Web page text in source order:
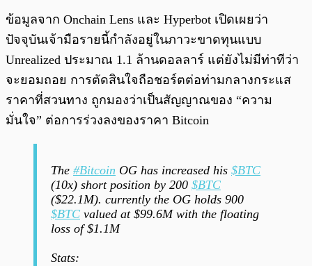
ข้อมูลจาก Onchain Lens และ Hyperbot เปิดเผยว่า
ปัจจุบันเจ้ามือรายนี้กำลังอยู่ในภาวะขาดทุนแบบ
Unrealized ประมาณ 1.1 ล้านดอลลาร์ แต่ยังไม่มีท่าทีว่า
จะยอมถอย การตัดสินใจถือชอร์ตต่อท่ามกลางกระแส
ราคาที่สวนทาง ถูกมองว่าเป็นสัญญาณของ “ความ
มั่นใจ” ต่อการร่วงลงของราคา Bitcoin
The #Bitcoin OG has increased his $BTC
(10x) short position by 200 $BTC
($22.1M). currently the OG holds 900
$BTC valued at $99.6M with the floating
loss of $1.1M
Stats: